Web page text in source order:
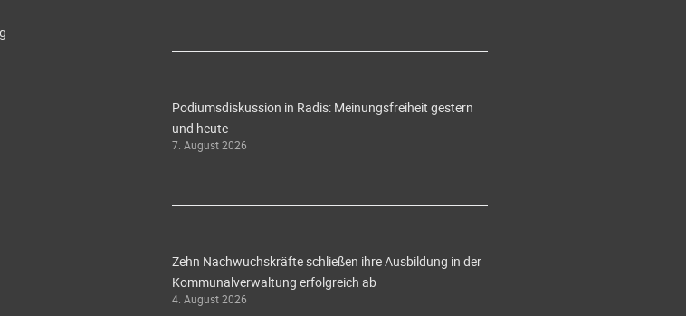
Podiumsdiskussion in Radis: Meinungsfreiheit gestern
und heute
7. August 2026
Zehn Nachwuchskräfte schließen ihre Ausbildung in der
Kommunalverwaltung erfolgreich ab
4. August 2026